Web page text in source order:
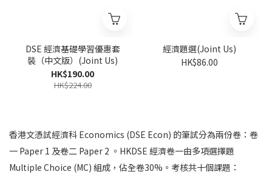
DSE 經濟基礎學習優惠套
裝（中文版）(Joint Us)
HK$190.00
HK$224.00
經濟題選(Joint Us)
HK$86.00
香港文憑試經濟科 Economics (DSE Econ) 的筆試分為兩份卷：卷
一 Paper 1 及卷二 Paper 2 。HKDSE 經濟卷一由多項選擇題
Multiple Choice (MC) 組成，佔全卷30%。考核共十個課題：